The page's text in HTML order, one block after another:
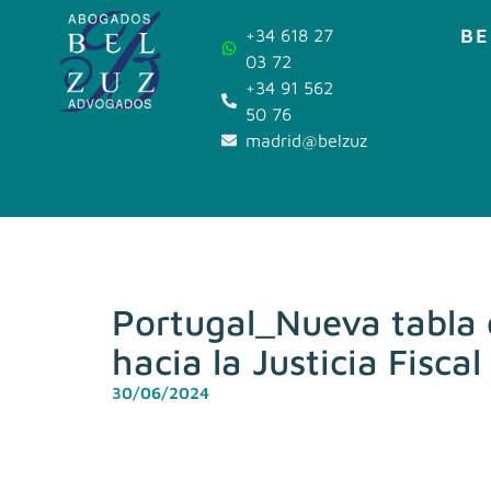
+34 618 27
03 72
+34 91 562
50 76
madrid@belzuz.com
Portugal_Nueva tabla
hacia la Justicia
30/06/2024